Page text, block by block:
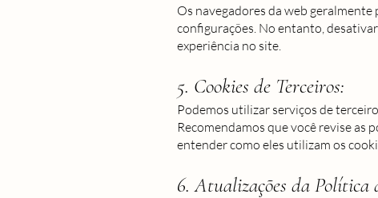
Os navegadores da web
configurações. No entanto,
experiência no site.
5. Cookies de Terceiros:
Podemos utilizar serviços de
Recomendamos que você revise as
entender como eles utilizam os
6. Atualizações da Política